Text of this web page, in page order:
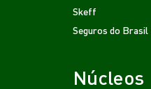
Skeff
Seguros do Brasil
Núcleos